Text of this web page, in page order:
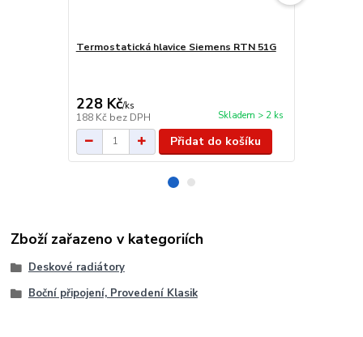
Termostatická hlavice Siemens RTN 51G
228 Kč/ks
188 Kč bez DPH Skladem > 2 ks
Přidat do košíku
Zboží zařazeno v kategoriích
Deskové radiátory
Boční připojení, Provedení Klasik